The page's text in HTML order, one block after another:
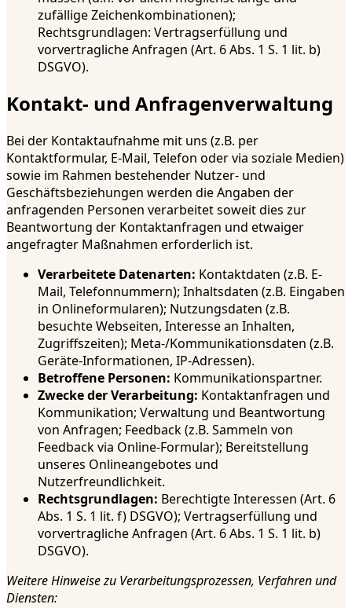
zufällige Zeichenkombinationen);
Rechtsgrundlagen: Vertragserfüllung und
vorvertragliche Anfragen (Art. 6 Abs. 1 S. 1 lit. b)
DSGVO).
Kontakt- und Anfragenverwaltung
Bei der Kontaktaufnahme mit uns (z.B. per
Kontaktformular, E-Mail, Telefon oder via soziale Medien)
sowie im Rahmen bestehender Nutzer- und
Geschäftsbeziehungen werden die Angaben der
anfragenden Personen verarbeitet soweit dies zur
Beantwortung der Kontaktanfragen und etwaiger
angefragter Maßnahmen erforderlich ist.
Verarbeitete Datenarten: Kontaktdaten (z.B. E-
Mail, Telefonnummern); Inhaltsdaten (z.B. Eingaben
in Onlineformularen); Nutzungsdaten (z.B.
besuchte Webseiten, Interesse an Inhalten,
Zugriffszeiten); Meta-/Kommunikationsdaten (z.B.
Geräte-Informationen, IP-Adressen).
Betroffene Personen: Kommunikationspartner.
Zwecke der Verarbeitung: Kontaktanfragen und
Kommunikation; Verwaltung und Beantwortung
von Anfragen; Feedback (z.B. Sammeln von
Feedback via Online-Formular); Bereitstellung
unseres Onlineangebotes und
Nutzerfreundlichkeit.
Rechtsgrundlagen: Berechtigte Interessen (Art. 6
Abs. 1 S. 1 lit. f) DSGVO); Vertragserfüllung und
vorvertragliche Anfragen (Art. 6 Abs. 1 S. 1 lit. b)
DSGVO).
Weitere Hinweise zu Verarbeitungsprozessen, Verfahren und
Diensten: